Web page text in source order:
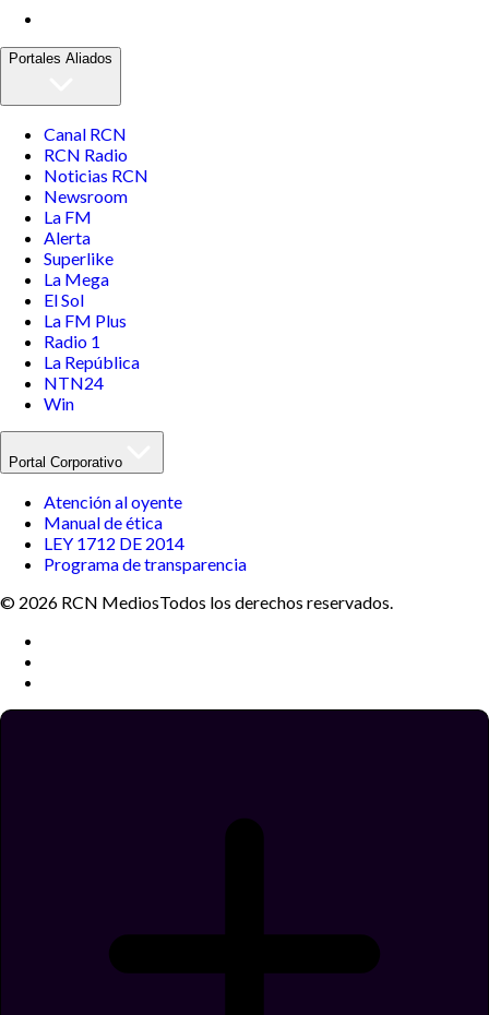
Portales Aliados
Canal RCN
RCN Radio
Noticias RCN
Newsroom
La FM
Alerta
Superlike
La Mega
El Sol
La FM Plus
Radio 1
La República
NTN24
Win
Portal Corporativo
Atención al oyente
Manual de ética
LEY 1712 DE 2014
Programa de transparencia
© 2026 RCN MediosTodos los derechos reservados.